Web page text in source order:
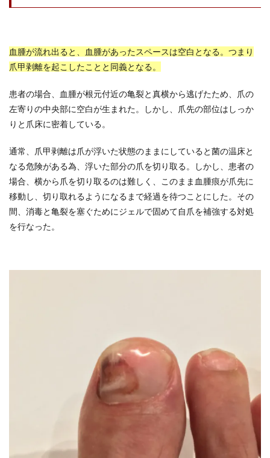
血腫が流れ出ると、血腫があったスペースは空白となる。つまり
爪甲剥離を起こしたことと同義となる。
患者の場合、血腫が根元付近の亀裂と真横から逃げたため、爪の
左寄りの中央部に空白が生まれた。しかし、爪先の部位はしっか
りと爪床に密着している。
通常、爪甲剥離は爪が浮いた状態のままにしていると菌の温床と
なる危険がある為、浮いた部分の爪を切り取る。しかし、患者の
場合、横から爪を切り取るのは難しく、このまま血腫痕が爪先に
移動し、切り取れるようになるまで経過を待つことにした。その
間、消毒と亀裂を塞ぐためにジェルで固めて自爪を補強する対処
を行なった。